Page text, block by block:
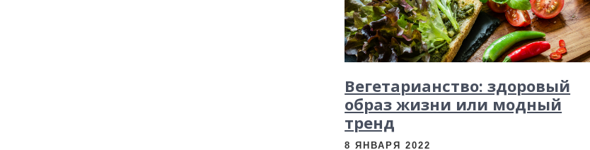
Вегетарианство: здоровый
образ жизни или модный
тренд
8 ЯНВАРЯ 2022